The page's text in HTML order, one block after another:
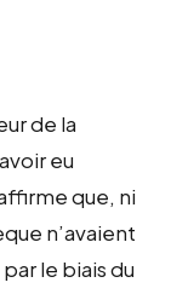
de la
eu
que, ni
n’avaient
le biais du